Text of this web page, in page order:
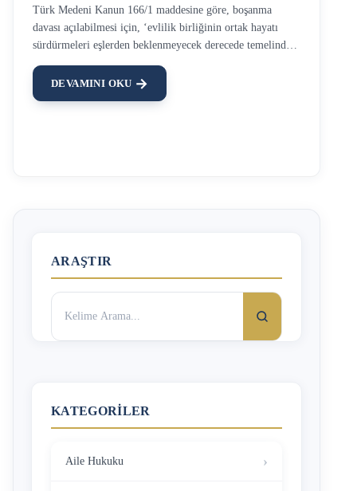
Türk Medeni Kanun 166/1 maddesine göre, boşanma
davası açılabilmesi için, ‘evlilik birliğinin ortak hayatı
sürdürmeleri eşlerden beklenmeyecek derecede temelinden
edilebilmesi için, davacının kusursuz olması ya da davalıya
nazaran daha az kusurlu olması gerekir. Anlaşmalı
DEVAMINI OKU
ARAŞTIR
Arama:
KATEGORILER
Aile Hukuku